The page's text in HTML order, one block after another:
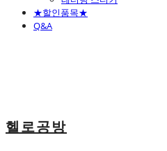
★할인품목★
Q&A
헬로공방